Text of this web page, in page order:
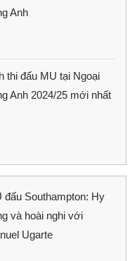
Anh
thi đấu MU tại Ngoại
Anh 2024/25 mới nhất
đấu Southampton: Hy
và hoài nghi với
Ugarte